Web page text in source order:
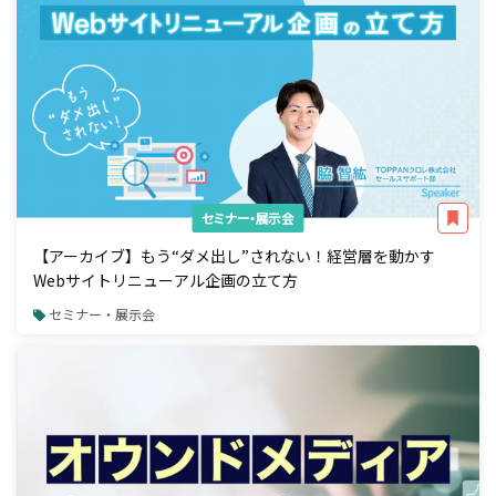
セミナー・展示会
【アーカイブ】もう“ダメ出し”されない！経営層を動かす
Webサイトリニューアル企画の立て方
セミナー・展示会